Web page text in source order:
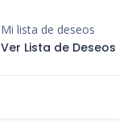
Mi lista de deseos
Ver Lista de Deseos